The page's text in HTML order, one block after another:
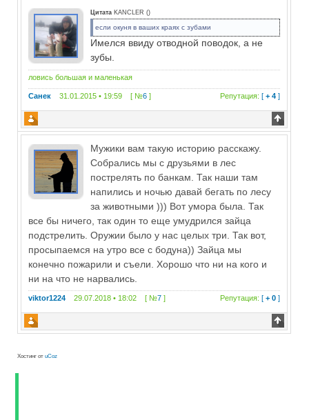
Цитата KANCLER ()
если окуня в ваших краях с зубами
Имелся ввиду отводной поводок, а не
зубы.
ловись большая и маленькая
Санек 31.01.2015 • 19:59 [ №6 ] Репутация: [+ 4 ]
Мужики вам такую историю расскажу.
Собрались мы с друзьями в лес
пострелять по банкам. Так наши там
напились и ночью давай бегать по лесу
за животными ))) Вот умора была. Так
все бы ничего, так один то еще умудрился зайца
подстрелить. Оружии было у нас целых три. Так вот,
просыпаемся на утро все с бодуна)) Зайца мы
конечно пожарили и съели. Хорошо что ни на кого и
ни на что не нарвались.
viktor1224 29.07.2018 • 18:02 [ №7 ] Репутация: [+ 0 ]
Хостинг отuCoz